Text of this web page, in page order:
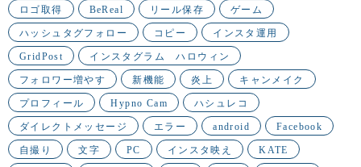
ロゴ取得 BeReal リール保存 ゲーム
ハッシュタグフォロー コピー インスタ運用
GridPost インスタグラム ハロウィン
フォロワー増やす 新機能 炎上 キャンメイク
プロフィール Hypno Cam ハシュレコ
ダイレクトメッセージ エラー android Facebook
自撮り 文字 PC インスタ映え KATE